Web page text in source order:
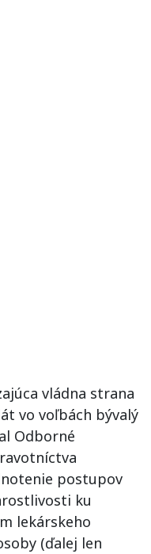
vládna strana
vo voľbách bývalý
Odborné
postupov
ku
lekárskeho
(ďalej len